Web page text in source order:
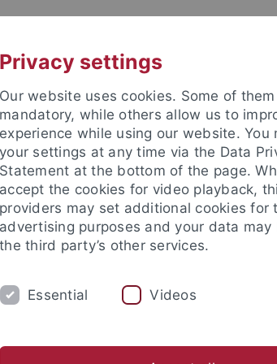
Astrophysik
COMPUTATIONAL
Privacy settings
Our website uses cookies. Some of them
mandatory, while others allow us to
experience while using our website. You
your settings at any time via the Data
Statement at the bottom of the page.
accept the cookies for video playback,
providers may set additional cookies for
advertising purposes and your data
the third party’s other services.
Essential Videos